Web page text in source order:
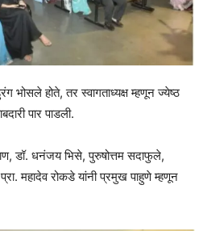
भोसले होते, तर स्वागताध्यक्ष म्हणून ज्येष्ठ
पार पाडली.
डॉ. धनंजय भिसे, पुरुषोत्तम सदाफुले,
महादेव रोकडे यांनी प्रमुख पाहुणे म्हणून